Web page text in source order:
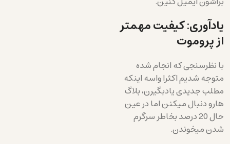
یادآوری: کیفیت مهمتر
از پروموت
با نظرسنجی که انجام شده
متوجه شدیم اکثرا واسه اینکه
مطلب جدیدی یادبگیرن، بلاگ
هارو دنبال میکنن اما در عین
حال 20 درصد بخاطر سرگرم
شدن میخوندن.